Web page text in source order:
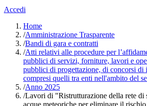
Accedi
Home
/Amministrazione Trasparente
/Bandi di gara e contratti
/Atti relativi alle procedure per
pubblici di servizi, forniture, lavori e
pubblici di progettazione, di concorsi di
compresi quelli tra enti nell'ambito del
/Anno 2025
/Lavori di "Ristrutturazione della rete di
acque meteoriche per eliminare il